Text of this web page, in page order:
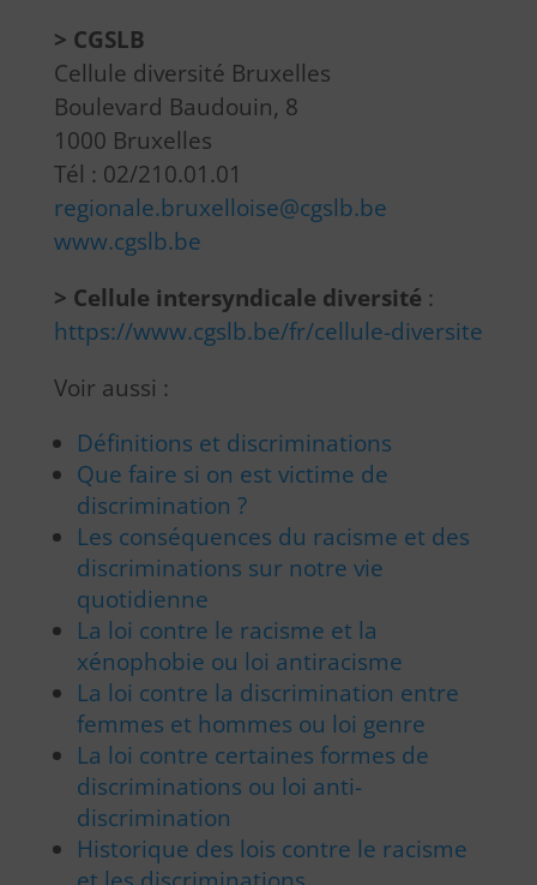
> CGSLB
Cellule diversité Bruxelles
Boulevard Baudouin, 8
1000 Bruxelles
Tél : 02/210.01.01
regionale.bruxelloise@cgslb.be
www.cgslb.be
> Cellule intersyndicale diversité :
https://www.cgslb.be/fr/cellule-diversite
Voir aussi :
Définitions et discriminations
Que faire si on est victime de
discrimination ?
Les conséquences du racisme et des
discriminations sur notre vie
quotidienne
La loi contre le racisme et la
xénophobie ou loi antiracisme
La loi contre la discrimination entre
femmes et hommes ou loi genre
La loi contre certaines formes de
discriminations ou loi anti-
discrimination
Historique des lois contre le racisme